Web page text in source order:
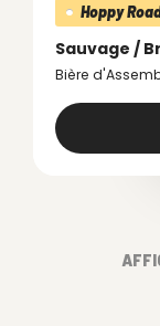
Hoppy
Sauvage /
Bière